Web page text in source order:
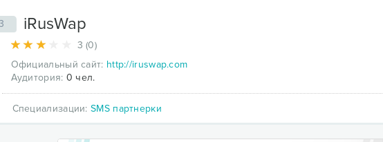
iRusWap
3 (0)
Официальный сайт: http://iruswap.com
Аудитория: 0 чел.
Специализации:SMS партнерки